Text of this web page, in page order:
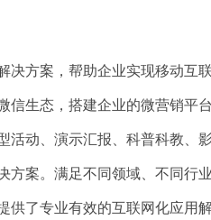
决方案，帮助企业实现移动互
信生态，搭建企业的微营销平
活动、演示汇报、科普科教、
案。满足不同领域、不同行
了专业有效的互联网化应用解